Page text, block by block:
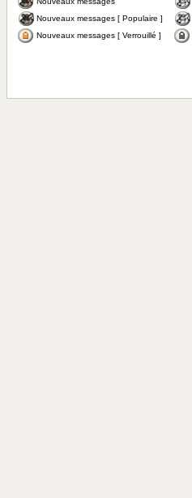
Nouveaux messages [ Populaire ]
Nouveaux messages [ Verrouillé ]